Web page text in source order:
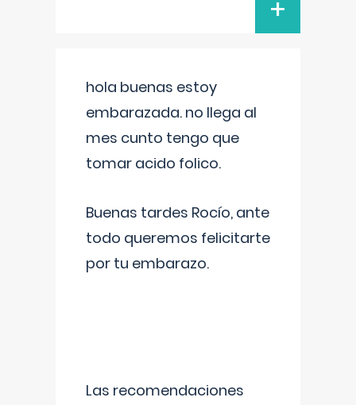
+
hola buenas estoy
embarazada. no llega al
mes cunto tengo que
tomar acido folico.
Buenas tardes Rocío, ante
todo queremos felicitarte
por tu embarazo.
Las recomendaciones